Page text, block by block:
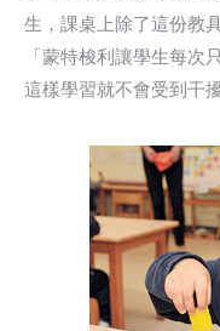
生，課桌上除了這份教
「蒙特梭利讓學生每次
這樣學習就不會受到干擾